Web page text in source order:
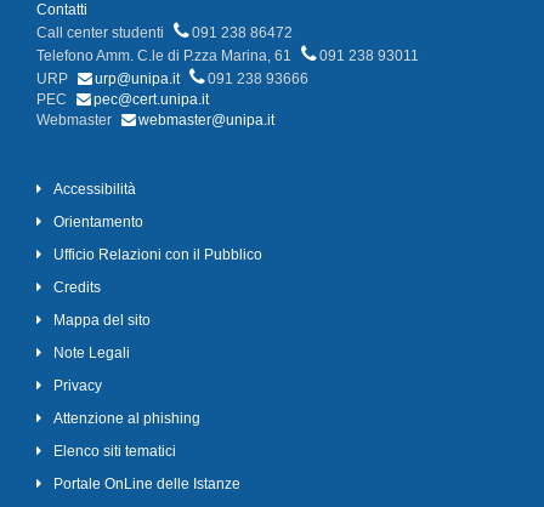
Contatti
Call center studenti
091 238 86472
Telefono Amm. C.le di P.zza Marina, 61
091 238 93011
URP
urp@unipa.it
091 238 93666
PEC
pec@cert.unipa.it
Webmaster
webmaster@unipa.it
Accessibilità
Orientamento
Ufficio Relazioni con il Pubblico
Credits
Mappa del sito
Note Legali
Privacy
Attenzione al phishing
Elenco siti tematici
Portale OnLine delle Istanze